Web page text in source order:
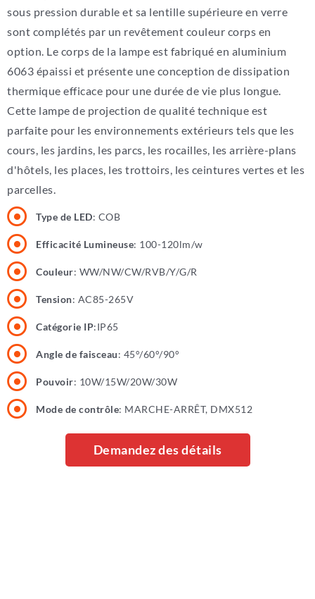
sous pression durable et sa lentille supérieure en verre
sont complétés par un revêtement couleur corps en
option. Le corps de la lampe est fabriqué en aluminium
6063 épaissi et présente une conception de dissipation
thermique efficace pour une durée de vie plus longue.
Cette lampe de projection de qualité technique est
parfaite pour les environnements extérieurs tels que les
cours, les jardins, les parcs, les rocailles, les arrière-plans
d'hôtels, les places, les trottoirs, les ceintures vertes et les
parcelles.
Type de LED: COB
Efficacité Lumineuse: 100-120lm/w
Couleur: WW/NW/CW/RVB/Y/G/R
Tension: AC85-265V
Catégorie IP:IP65
Angle de faisceau: 45°/60°/90°
Pouvoir: 10W/15W/20W/30W
Mode de contrôle: MARCHE-ARRÊT, DMX512
Demandez des détails